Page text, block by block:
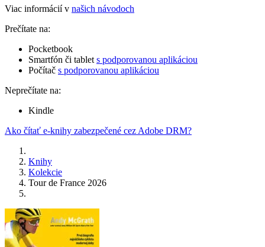
Viac informácií v našich návodoch
Prečítate na:
Pocketbook
Smartfón či tablet s podporovanou aplikáciou
Počítač s podporovanou aplikáciou
Neprečítate na:
Kindle
Ako čítať e-knihy zabezpečené cez Adobe DRM?
Knihy
Kolekcie
Tour de France 2026